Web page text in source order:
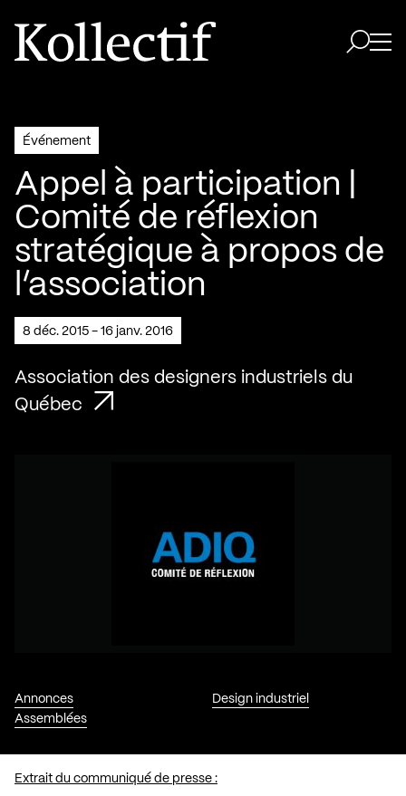
Aller à la page d'accueil
Logo Kollectif
Événement
Appel à participation |
Comité de réflexion
stratégique à propos de
l’association
8 déc. 2015 - 16 janv. 2016
Association des designers industriels du
Québec
Annonces
Assemblées
Design industriel
Extrait du communiqué de presse :